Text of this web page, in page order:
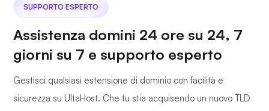
SUPPORTO ESPERTO
Assistenza domini 24 ore su 24, 7
giorni su 7 e supporto esperto
Gestisci qualsiasi estensione di dominio con facilità e
sicurezza su UltaHost. Che tu stia acquisendo un nuovo TLD